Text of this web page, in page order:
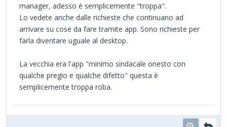
manager, adesso è semplicemente "troppa".
Lo vedete anche dalle richieste che continuano ad
arrivare su cose da fare tramite app. Sono richieste per
farla diventare uguale al desktop.
La vecchia era l'app "minimo sindacale onesto con
qualche pregio e qualche difetto" questa è
semplicemente troppa roba.